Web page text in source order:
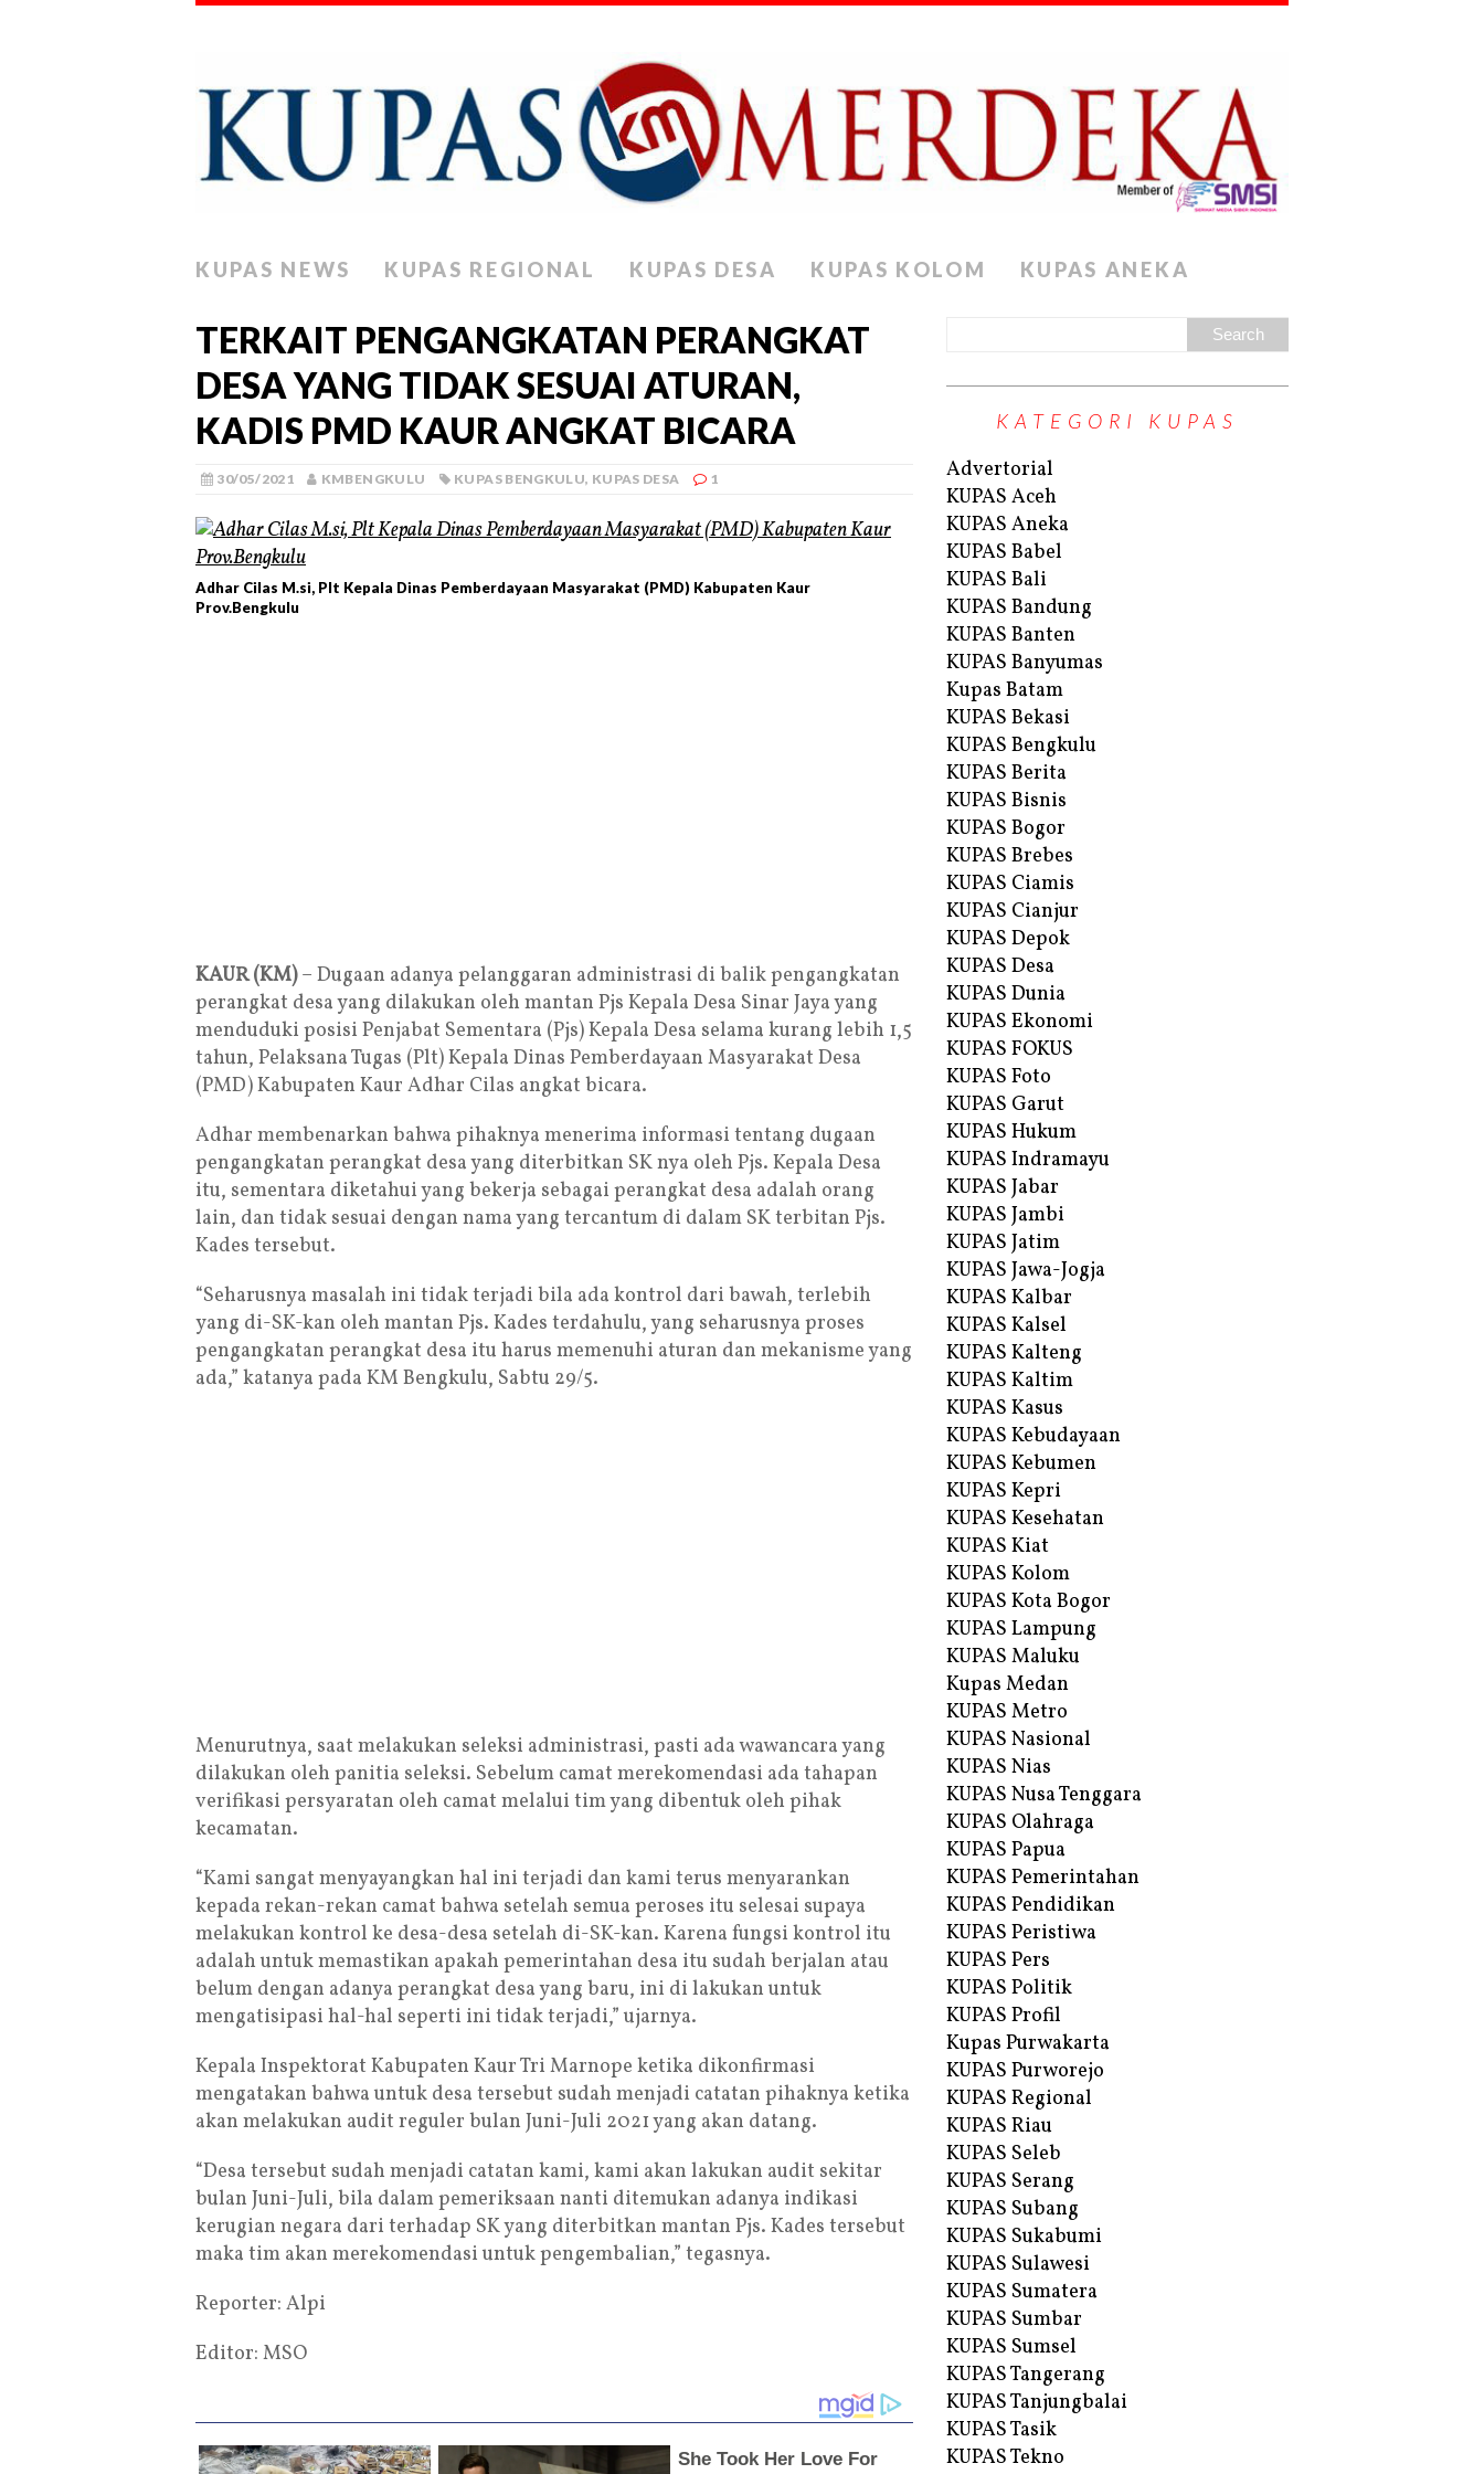
KUPAS NEWS KUPAS REGIONAL KUPAS DESA KUPAS KOLOM KUPAS ANEKA
TERKAIT PENGANGKATAN PERANGKAT
DESA YANG TIDAK SESUAI ATURAN,
KADIS PMD KAUR ANGKAT BICARA
30/05/2021 KMBENGKULU KUPAS BENGKULU, KUPAS DESA 1
Adhar Cilas M.si, Plt Kepala Dinas Pemberdayaan Masyarakat (PMD) Kabupaten Kaur
Prov.Bengkulu
KAUR (KM)– Dugaan adanya pelanggaran administrasi di balik pengangkatan
perangkat desa yang dilakukan oleh mantan Pjs Kepala Desa Sinar Jaya yang
menduduki posisi Penjabat Sementara (Pjs) Kepala Desa selama kurang lebih 1,5
tahun, Pelaksana Tugas (Plt) Kepala Dinas Pemberdayaan Masyarakat Desa
(PMD) Kabupaten Kaur Adhar Cilas angkat bicara.
Adhar membenarkan bahwa pihaknya menerima informasi tentang dugaan
pengangkatan perangkat desa yang diterbitkan SK nya oleh Pjs. Kepala Desa
itu, sementara diketahui yang bekerja sebagai perangkat desa adalah orang
lain, dan tidak sesuai dengan nama yang tercantum di dalam SK terbitan Pjs.
Kades tersebut.
“Seharusnya masalah ini tidak terjadi bila ada kontrol dari bawah, terlebih
yang di-SK-kan oleh mantan Pjs. Kades terdahulu, yang seharusnya proses
pengangkatan perangkat desa itu harus memenuhi aturan dan mekanisme yang
ada,” katanya pada KM Bengkulu, Sabtu 29/5.
Menurutnya, saat melakukan seleksi administrasi, pasti ada wawancara yang
dilakukan oleh panitia seleksi. Sebelum camat merekomendasi ada tahapan
verifikasi persyaratan oleh camat melalui tim yang dibentuk oleh pihak
kecamatan.
“Kami sangat menyayangkan hal ini terjadi dan kami terus menyarankan
kepada rekan-rekan camat bahwa setelah semua peroses itu selesai supaya
melakukan kontrol ke desa-desa setelah di-SK-kan. Karena fungsi kontrol itu
adalah untuk memastikan apakah pemerintahan desa itu sudah berjalan atau
belum dengan adanya perangkat desa yang baru, ini di lakukan untuk
mengatisipasi hal-hal seperti ini tidak terjadi,” ujarnya.
Kepala Inspektorat Kabupaten Kaur Tri Marnope ketika dikonfirmasi
mengatakan bahwa untuk desa tersebut sudah menjadi catatan pihaknya ketika
akan melakukan audit reguler bulan Juni-Juli 2021 yang akan datang.
“Desa tersebut sudah menjadi catatan kami, kami akan lakukan audit sekitar
bulan Juni-Juli, bila dalam pemeriksaan nanti ditemukan adanya indikasi
kerugian negara dari terhadap SK yang diterbitkan mantan Pjs. Kades tersebut
maka tim akan merekomendasi untuk pengembalian,” tegasnya.
Reporter: Alpi
Editor: MSO
KATEGORI KUPAS
Advertorial
KUPAS Aceh
KUPAS Aneka
KUPAS Babel
KUPAS Bali
KUPAS Bandung
KUPAS Banten
KUPAS Banyumas
Kupas Batam
KUPAS Bekasi
KUPAS Bengkulu
KUPAS Berita
KUPAS Bisnis
KUPAS Bogor
KUPAS Brebes
KUPAS Ciamis
KUPAS Cianjur
KUPAS Depok
KUPAS Desa
KUPAS Dunia
KUPAS Ekonomi
KUPAS FOKUS
KUPAS Foto
KUPAS Garut
KUPAS Hukum
KUPAS Indramayu
KUPAS Jabar
KUPAS Jambi
KUPAS Jatim
KUPAS Jawa-Jogja
KUPAS Kalbar
KUPAS Kalsel
KUPAS Kalteng
KUPAS Kaltim
KUPAS Kasus
KUPAS Kebudayaan
KUPAS Kebumen
KUPAS Kepri
KUPAS Kesehatan
KUPAS Kiat
KUPAS Kolom
KUPAS Kota Bogor
KUPAS Lampung
KUPAS Maluku
Kupas Medan
KUPAS Metro
KUPAS Nasional
KUPAS Nias
KUPAS Nusa Tenggara
KUPAS Olahraga
KUPAS Papua
KUPAS Pemerintahan
KUPAS Pendidikan
KUPAS Peristiwa
KUPAS Pers
KUPAS Politik
KUPAS Profil
Kupas Purwakarta
KUPAS Purworejo
KUPAS Regional
KUPAS Riau
KUPAS Seleb
KUPAS Serang
KUPAS Subang
KUPAS Sukabumi
KUPAS Sulawesi
KUPAS Sumatera
KUPAS Sumbar
KUPAS Sumsel
KUPAS Tangerang
KUPAS Tanjungbalai
KUPAS Tasik
KUPAS Tekno